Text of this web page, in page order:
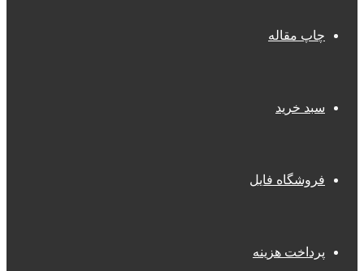
چاپ مقاله
سبد خرید
فروشگاه فایل
پرداخت هزینه